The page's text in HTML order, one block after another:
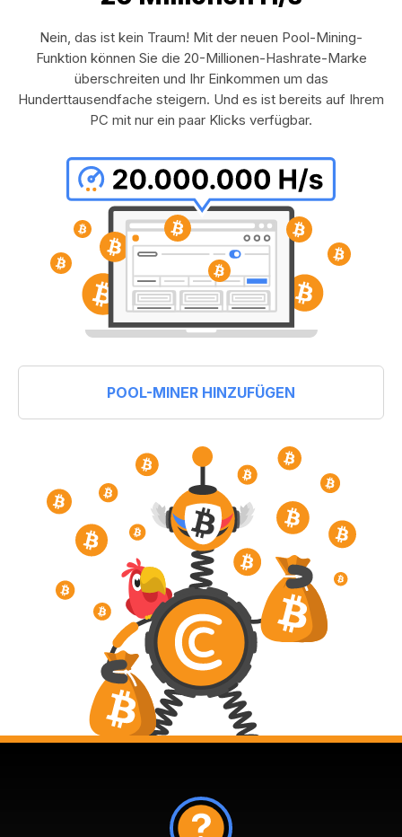
Nein, das ist kein Traum! Mit der neuen Pool-Mining-
Funktion können Sie die 20-Millionen-Hashrate-Marke
überschreiten und Ihr Einkommen um das
Hunderttausendfache steigern. Und es ist bereits auf Ihrem
PC mit nur ein paar Klicks verfügbar.
POOL-MINER HINZUFÜGEN